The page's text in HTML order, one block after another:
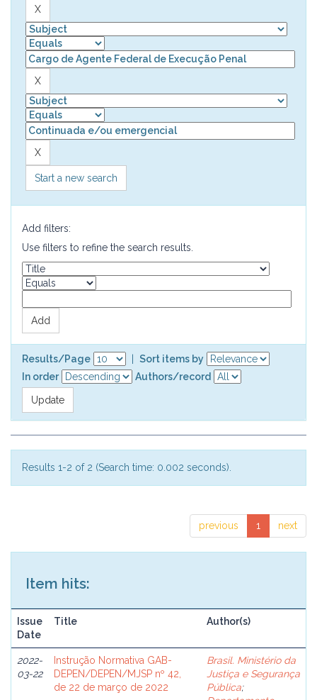
Start a new search
Add filters:
Use filters to refine the search results.
Results/Page
Sort items by
In order
Authors/record
Results 1-2 of 2 (Search time: 0.002 seconds).
previous 1 next
Item hits:
Issue
Date
Title Author(s)
2022-
03-22
Instrução Normativa GAB-
DEPEN/DEPEN/MJSP nº 42,
de 22 de março de 2022
Brasil. Ministério da
Justiça e Segurança
Pública;